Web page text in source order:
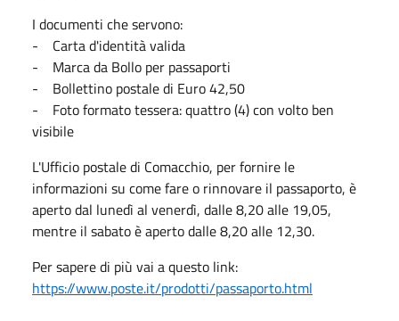
I documenti che servono:
- Carta d'identità valida
- Marca da Bollo per passaporti
- Bollettino postale di Euro 42,50
- Foto formato tessera: quattro (4) con volto ben
visibile
L'Ufficio postale di Comacchio, per fornire le
informazioni su come fare o rinnovare il passaporto, è
aperto dal lunedì al venerdì, dalle 8,20 alle 19,05,
mentre il sabato è aperto dalle 8,20 alle 12,30.
Per sapere di più vai a questo link:
https://www.poste.it/prodotti/passaporto.html